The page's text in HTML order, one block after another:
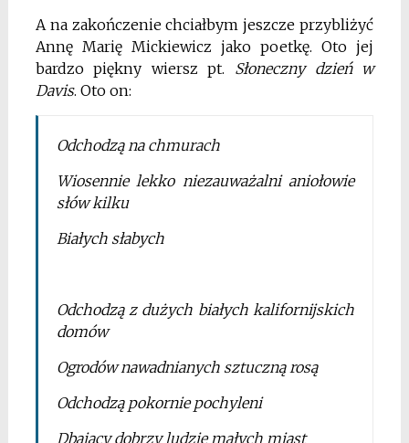
A na zakończenie chciałbym jeszcze przybliżyć
Annę Marię Mickiewicz jako poetkę. Oto jej
bardzo piękny wiersz pt. Słoneczny dzień w
Davis. Oto on:
Odchodzą na chmurach
Wiosennie lekko niezauważalni aniołowie
słów kilku
Białych słabych
Odchodzą z dużych białych kalifornijskich
domów
Ogrodów nawadnianych sztuczną rosą
Odchodzą pokornie pochyleni
Dbający dobrzy ludzie małych miast